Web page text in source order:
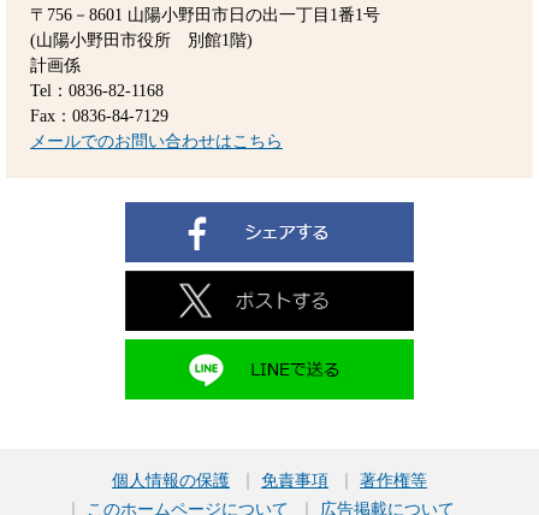
〒756－8601 山陽小野田市日の出一丁目1番1号
(山陽小野田市役所 別館1階)
計画係
Tel：0836-82-1168
Fax：0836-84-7129
メールでのお問い合わせはこちら
個人情報の保護 免責事項
著作権等
このホームページについて
広告掲載について